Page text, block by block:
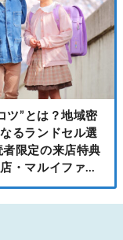
ツ”とは？地域密
るランドセル選
限定の来店特典
・マルイファミ